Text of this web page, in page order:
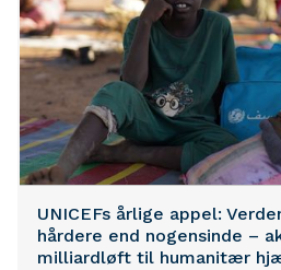
UNICEFs årlige appel:
hårdere end nogensinde –
milliardløft til humanitær